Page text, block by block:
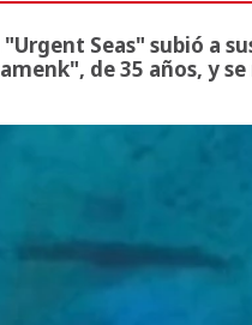
Seas" subió a
de 35 años, y